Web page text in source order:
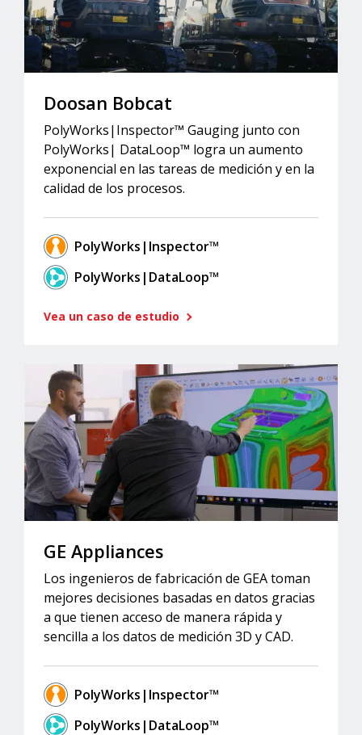
Doosan Bobcat
PolyWorks|Inspector™ Gauging junto con
PolyWorks| DataLoop™ logra un aumento
exponencial en las tareas de medición y en la
calidad de los procesos.
PolyWorks|Inspector™
PolyWorks|DataLoop™
Vea un caso de estudio
GE Appliances
Los ingenieros de fabricación de GEA toman
mejores decisiones basadas en datos gracias
a que tienen acceso de manera rápida y
sencilla a los datos de medición 3D y CAD.
PolyWorks|Inspector™
PolyWorks|DataLoop™